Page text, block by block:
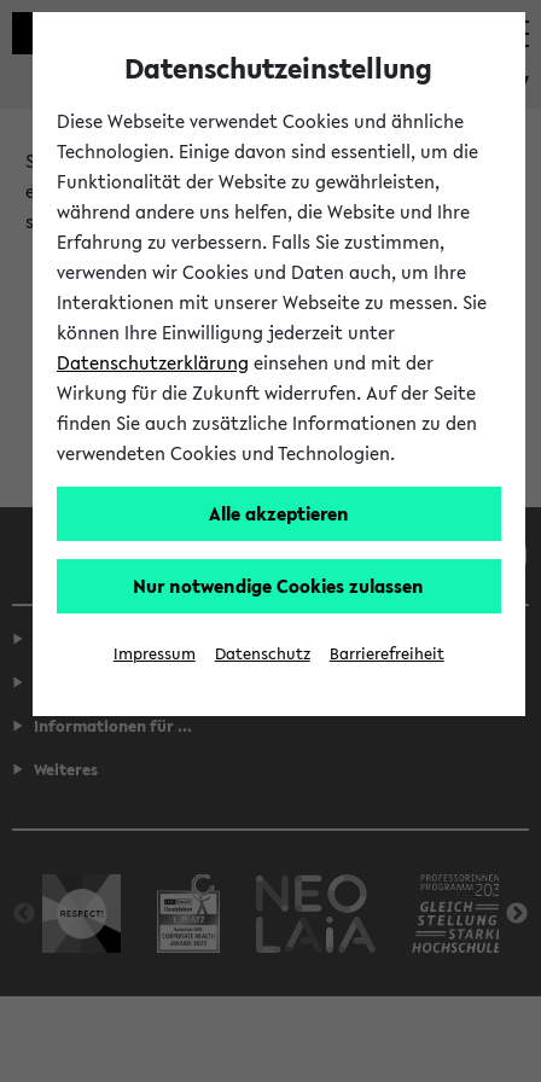
eKVV
Sie möchten auf eine eKVV Funktion zugreifen, die Ihnen
erst nach einer Anmeldung am System zur Verfügung
steht.
Bitte melden Sie sich an:
Anmeldung am eKVV
Informationen für ...
Weiteres
Datenschutzeinstellung
Diese Webseite verwendet Cookies und ähnliche
Technologien. Einige davon sind essentiell, um die
Funktionalität der Website zu gewährleisten,
während andere uns helfen, die Website und Ihre
Erfahrung zu verbessern. Falls Sie zustimmen,
verwenden wir Cookies und Daten auch, um Ihre
Interaktionen mit unserer Webseite zu messen. Sie
können Ihre Einwilligung jederzeit unter
Datenschutzerklärung einsehen und mit der
Wirkung für die Zukunft widerrufen. Auf der Seite
finden Sie auch zusätzliche Informationen zu den
verwendeten Cookies und Technologien.
Alle akzeptieren
Nur notwendige Cookies zulassen
Impressum Datenschutz Barrierefreiheit